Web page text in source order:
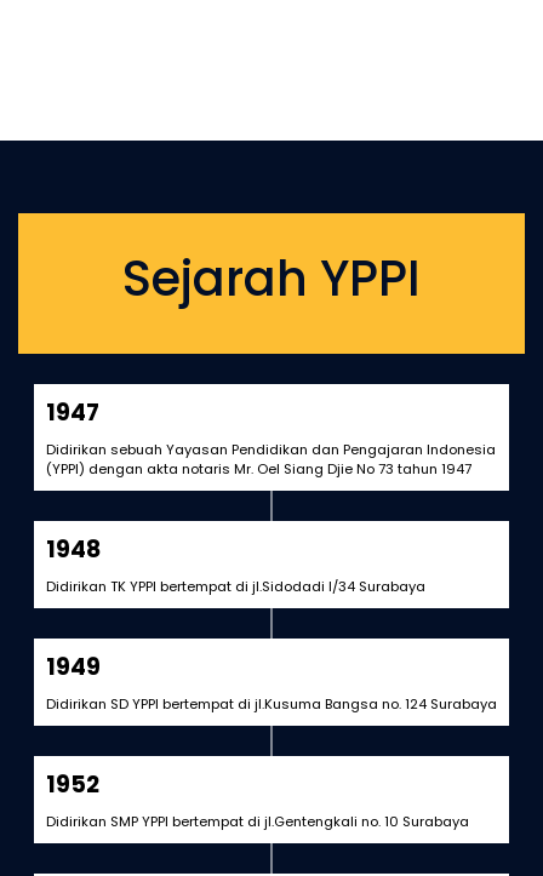
Sejarah YPPI
1947
Didirikan sebuah Yayasan Pendidikan dan Pengajaran Indonesia
(YPPI) dengan akta notaris Mr. Oel Siang Djie No 73 tahun 1947
1948
Didirikan TK YPPI bertempat di jl.Sidodadi I/34 Surabaya
1949
Didirikan SD YPPI bertempat di jl.Kusuma Bangsa no. 124 Surabaya
1952
Didirikan SMP YPPI bertempat di jl.Gentengkali no. 10 Surabaya